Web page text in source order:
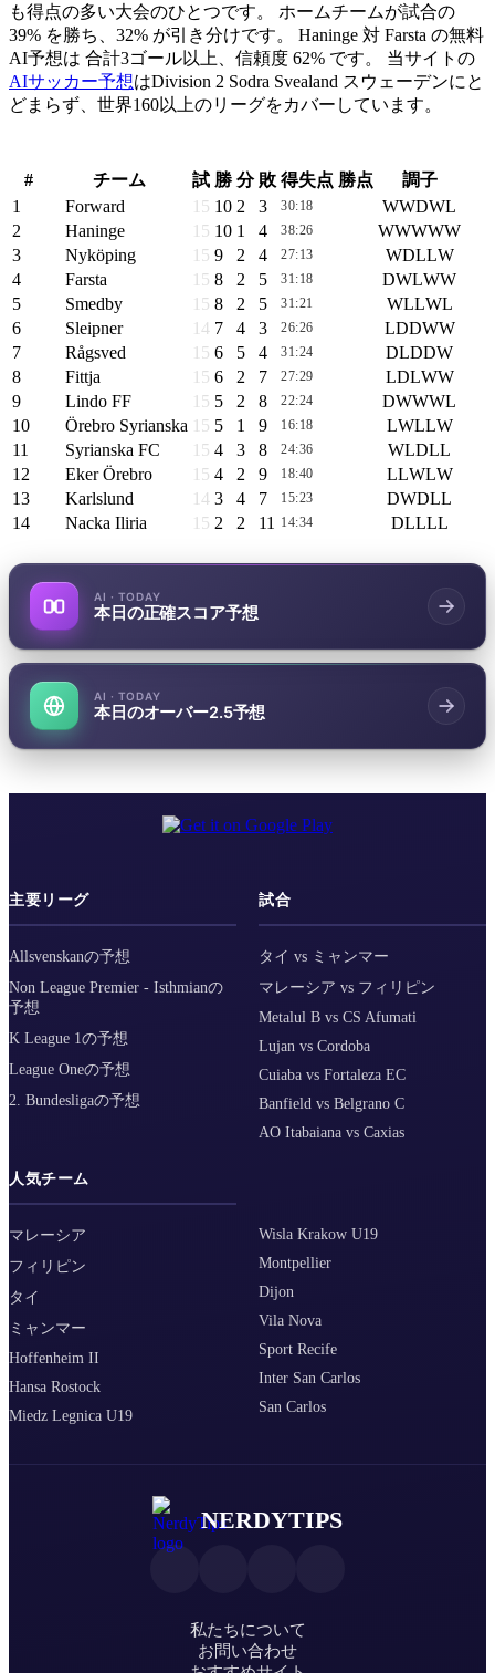
も得点の多い大会のひとつです。 ホームチームが試合の
39% を勝ち、32% が引き分けです。 Haninge 対 Farsta の無料
AI予想は 合計3ゴール以上、信頼度 62% です。 当サイトの
AIサッカー予想はDivision 2 Sodra Svealand スウェーデンにと
どまらず、世界160以上のリーグをカバーしています。
# チーム 試 勝 分 敗 得失点 勝点
調子
1
Forward 15 10 2 3 30:18 WWDWL
2
Haninge 15 10 1 4 38:26 WWWWW
3
Nyköping 15 9 2 4 27:13 WDLLW
4
Farsta 15 8 2 5 31:18 DWLWW
5
Smedby 15 8 2 5 31:21 WLLWL
6
Sleipner 14 7 4 3 26:26 LDDWW
7
Rågsved 15 6 5 4 31:24 DLDDW
8
Fittja 15 6 2 7 27:29 LDLWW
9
Lindo FF 15 5 2 8 22:24 DWWWL
10
Örebro Syrianska 15 5 1 9 16:18 LWLLW
11
Syrianska FC 15 4 3 8 24:36 WLDLL
12
Eker Örebro 15 4 2 9 18:40 LLWLW
13
Karlslund 14 3 4 7 15:23 DWDLL
14
Nacka Iliria 15 2 2 11 14:34 DLLLL
AI · TODAY
本日の正確スコア予想
AI · TODAY
本日のオーバー2.5予想
主要リーグ
Allsvenskanの予想
Non League Premier - Isthmianの
予想
K League 1の予想
League Oneの予想
2. Bundesligaの予想
試合
タイ vs ミャンマー
マレーシア vs フィリピン
Metalul B vs CS Afumati
Lujan vs Cordoba
Cuiaba vs Fortaleza EC
Banfield vs Belgrano C
AO Itabaiana vs Caxias
人気チーム
マレーシア
フィリピン
タイ
ミャンマー
Hoffenheim II
Hansa Rostock
Miedz Legnica U19
Wisla Krakow U19
Montpellier
Dijon
Vila Nova
Sport Recife
Inter San Carlos
San Carlos
NERDYTIPS
私たちについて
お問い合わせ